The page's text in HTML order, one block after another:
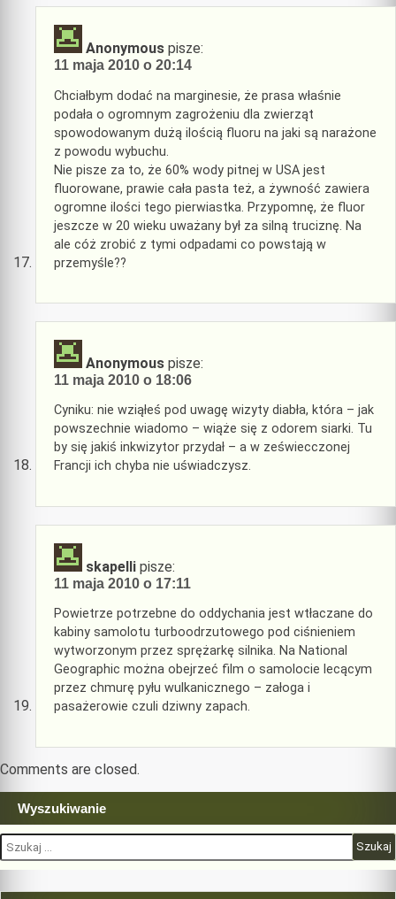
Anonymous pisze:
11 maja 2010 o 20:14
Chciałbym dodać na marginesie, że prasa właśnie
podała o ogromnym zagrożeniu dla zwierząt
spowodowanym dużą ilością fluoru na jaki są narażone
z powodu wybuchu.
Nie pisze za to, że 60% wody pitnej w USA jest
fluorowane, prawie cała pasta też, a żywność zawiera
ogromne ilości tego pierwiastka. Przypomnę, że fluor
jeszcze w 20 wieku uważany był za silną truciznę. Na
ale cóż zrobić z tymi odpadami co powstają w
przemyśle??
Anonymous pisze:
11 maja 2010 o 18:06
Cyniku: nie wziąłeś pod uwagę wizyty diabła, która – jak
powszechnie wiadomo – wiąże się z odorem siarki. Tu
by się jakiś inkwizytor przydał – a w zeświecczonej
Francji ich chyba nie uświadczysz.
skapelli pisze:
11 maja 2010 o 17:11
Powietrze potrzebne do oddychania jest wtłaczane do
kabiny samolotu turboodrzutowego pod ciśnieniem
wytworzonym przez sprężarkę silnika. Na National
Geographic można obejrzeć film o samolocie lecącym
przez chmurę pyłu wulkanicznego – załoga i
pasażerowie czuli dziwny zapach.
Comments are closed.
Wyszukiwanie
Szukaj: